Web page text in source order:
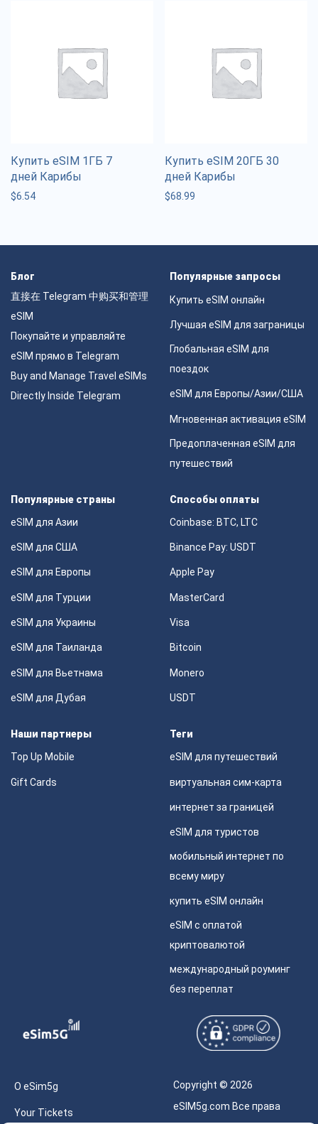
Купить eSIM 1ГБ 7
дней Карибы
$6.54
Купить eSIM 20ГБ 30
дней Карибы
$68.99
Блог
直接在 Telegram 中购买和管理
eSIM
Покупайте и управляйте
eSIM прямо в Telegram
Buy and Manage Travel eSIMs
Directly Inside Telegram
Популярные запросы
Купить eSIM онлайн
Лучшая eSIM для заграницы
Глобальная eSIM для
поездок
eSIM для Европы/Азии/США
Мгновенная активация eSIM
Предоплаченная eSIM для
путешествий
Популярные страны
eSIM для Азии
eSIM для США
eSIM для Европы
eSIM для Турции
eSIM для Украины
eSIM для Таиланда
eSIM для Вьетнама
eSIM для Дубая
Способы оплаты
Coinbase: BTC, LTC
Binance Pay: USDT
Apple Pay
MasterCard
Visa
Bitcoin
Monero
USDT
Наши партнеры
Top Up Mobile
Gift Cards
Теги
eSIM для путешествий
виртуальная сим-карта
интернет за границей
eSIM для туристов
мобильный интернет по
всему миру
купить eSIM онлайн
eSIM с оплатой
криптовалютой
международный роуминг
без переплат
О eSim5g
Your Tickets
Copyright © 2026
eSIM5g.com Все права